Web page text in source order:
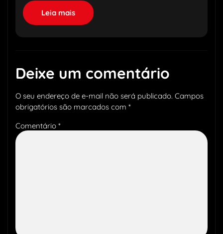
Leia mais
Deixe um comentário
O seu endereço de e-mail não será publicado. Campos
obrigatórios são marcados com *
Comentário *